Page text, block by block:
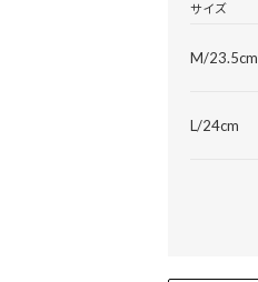
サイズ
M/23.5cm
L/24cm